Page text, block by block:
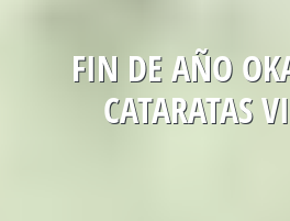
FIN DE AÑO
CATARATAS